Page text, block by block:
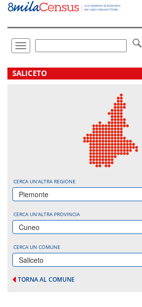
Vai
direttamente
Toggle
navigation
.
SALICETO
CERCA UN'ALTRA REGIONE
Piemonte
CERCA UN'ALTRA PROVINCIA
Cuneo
CERCA UN COMUNE
Saliceto
TORNA AL COMUNE